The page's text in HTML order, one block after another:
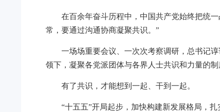
在百余年奋斗历程中，中国共产党始终把统
常，要通过沟通协商凝聚共识。”
一场场重要会议、一次次考察调研，总书记
领下，凝聚各党派团体与各界人士共识和力量的
有了共识，才能想到一起、干到一起。
“十五五”开局起步，加快构建新发展格局，